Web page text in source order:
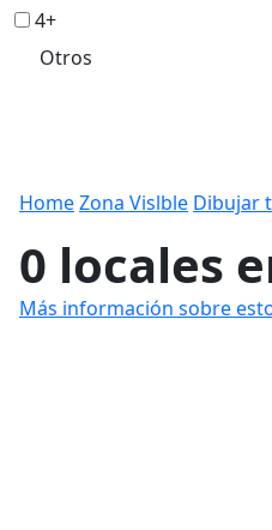
4+
Otros
HomeZona Vislble Dibujar
0 locales
Más información sobre